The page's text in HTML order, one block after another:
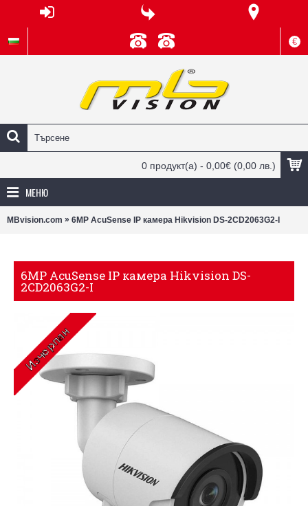
€
0 продукт(а) - 0,00€ (0,00 лв.)
МЕНЮ
MBvision.com » 6MP AcuSense IP камера Hikvision DS-2CD2063G2-I
6MP AcuSense IP камера Hikvision DS-
2CD2063G2-I